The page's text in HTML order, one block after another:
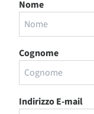
Nome
Cognome
Indirizzo E-mail